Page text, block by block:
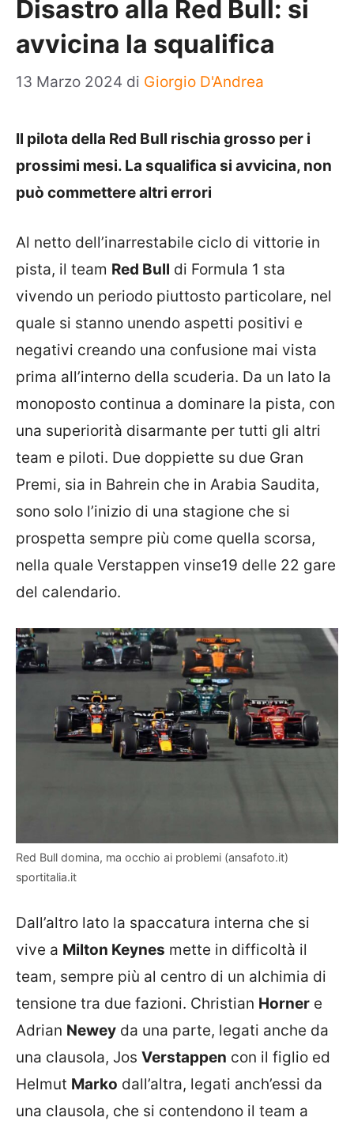
Disastro alla Red Bull: si
avvicina la squalifica
13 Marzo 2024 di Giorgio D'Andrea
Il pilota della Red Bull rischia grosso per i
prossimi mesi. La squalifica si avvicina, non
può commettere altri errori
Al netto dell’inarrestabile ciclo di vittorie in
pista, il team Red Bull di Formula 1 sta
vivendo un periodo piuttosto particolare, nel
quale si stanno unendo aspetti positivi e
negativi creando una confusione mai vista
prima all’interno della scuderia. Da un lato la
monoposto continua a dominare la pista, con
una superiorità disarmante per tutti gli altri
team e piloti. Due doppiette su due Gran
Premi, sia in Bahrein che in Arabia Saudita,
sono solo l’inizio di una stagione che si
prospetta sempre più come quella scorsa,
nella quale Verstappen vinse19 delle 22 gare
del calendario.
Red Bull domina, ma occhio ai problemi (ansafoto.it)
sportitalia.it
Dall’altro lato la spaccatura interna che si
vive a Milton Keynes mette in difficoltà il
team, sempre più al centro di un alchimia di
tensione tra due fazioni. Christian Horner e
Adrian Newey da una parte, legati anche da
una clausola, Jos Verstappen con il figlio ed
Helmut Marko dall’altra, legati anch’essi da
una clausola, che si contendono il team a